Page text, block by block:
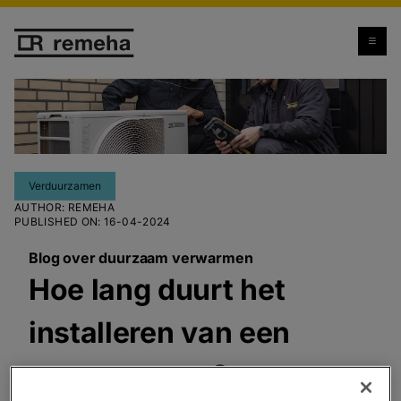
Verduurzamen
AUTHOR: REMEHA
PUBLISHED ON:16-04-2024
Blog over duurzaam verwarmen
Hoe lang duurt het
installeren van een
warmtepomp?